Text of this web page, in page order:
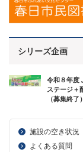
シリーズ企画
令和８年度
ステージ＋
（募集終了）
施設の空き状況
よくある質問